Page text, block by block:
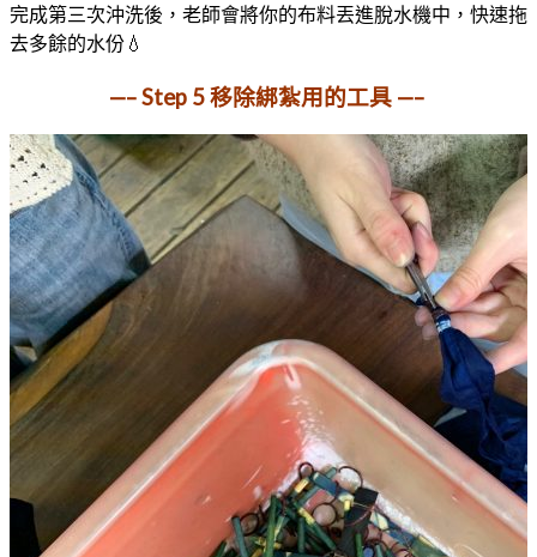
完成第三次沖洗後，老師會將你的布料丟進脫水機中，快速拖
去多餘的水份💧
—– Step 5 移除綁紮用的工具 —–